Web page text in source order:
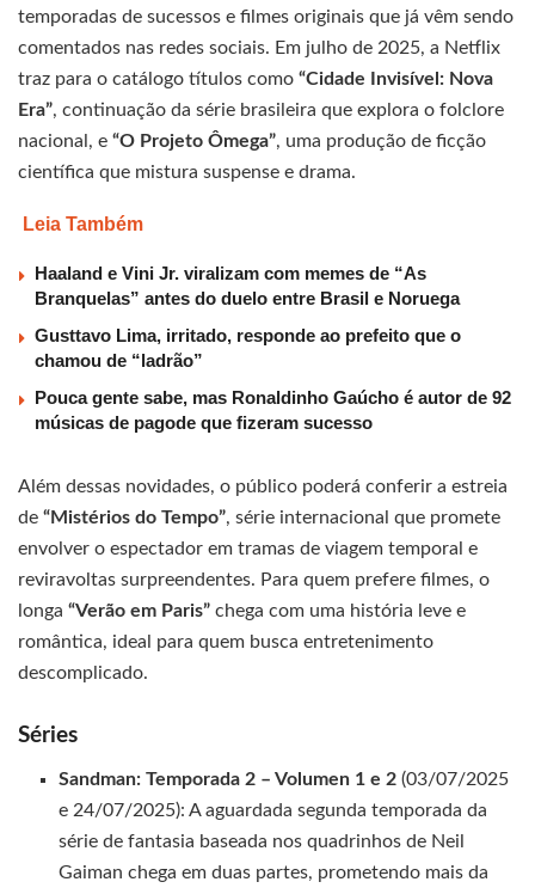
temporadas de sucessos e filmes originais que já vêm sendo
comentados nas redes sociais. Em julho de 2025, a Netflix
traz para o catálogo títulos como “Cidade Invisível: Nova
Era”, continuação da série brasileira que explora o folclore
nacional, e “O Projeto Ômega”, uma produção de ficção
científica que mistura suspense e drama.
Leia Também
Haaland e Vini Jr. viralizam com memes de “As
Branquelas” antes do duelo entre Brasil e Noruega
Gusttavo Lima, irritado, responde ao prefeito que o
chamou de “ladrão”
Pouca gente sabe, mas Ronaldinho Gaúcho é autor de 92
músicas de pagode que fizeram sucesso
Além dessas novidades, o público poderá conferir a estreia
de “Mistérios do Tempo”, série internacional que promete
envolver o espectador em tramas de viagem temporal e
reviravoltas surpreendentes. Para quem prefere filmes, o
longa “Verão em Paris” chega com uma história leve e
romântica, ideal para quem busca entretenimento
descomplicado.
Séries
Sandman: Temporada 2 – Volumen 1 e 2 (03/07/2025
e 24/07/2025): A aguardada segunda temporada da
série de fantasia baseada nos quadrinhos de Neil
Gaiman chega em duas partes, prometendo mais da